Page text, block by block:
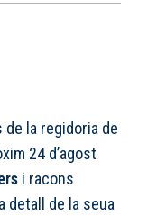
de la regidoria de
24 d’agost
i racons
detall de la seua